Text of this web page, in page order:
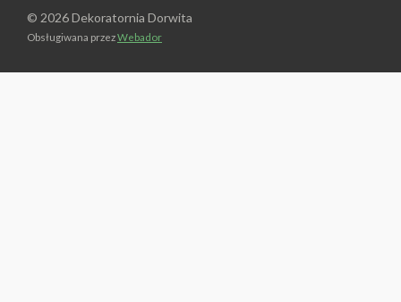
© 2026 Dekoratornia Dorwita
Obsługiwana przezWebador